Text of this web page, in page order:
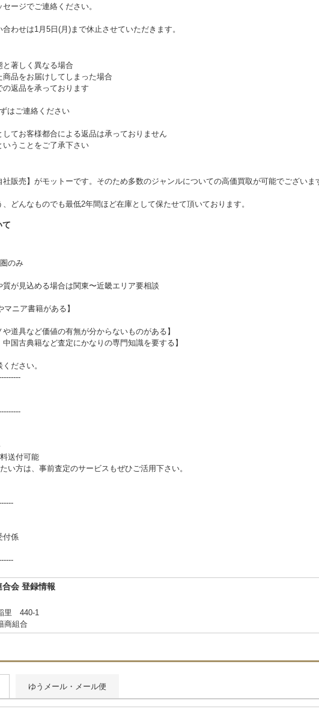
ージでご連絡ください。
わせは1月5日(月)まで休止させていただきます。
と著しく異なる場合
商品をお届けしてしまった場合
返品を承っております
はご連絡ください
てお客様都合による返品は承っておりません
うことをご了承下さい
社販売】がモットーです。そのため多数のジャンルについての高価買取が可能でございま
どんなものでも最低2年間ほど在庫として保たせて頂いております。
て
のみ
が見込める場合は関東〜近畿エリア要相談
マニア書籍がある】
や道具など価値の有無が分からないものがある】
中国古典籍など査定にかなりの専門知識を要する】
ださい。
送付可能
い方は、事前査定のサービスもぜひご活用下さい。
付係
会 登録情報
里 440-1
商組合
ゆうメール・メール便